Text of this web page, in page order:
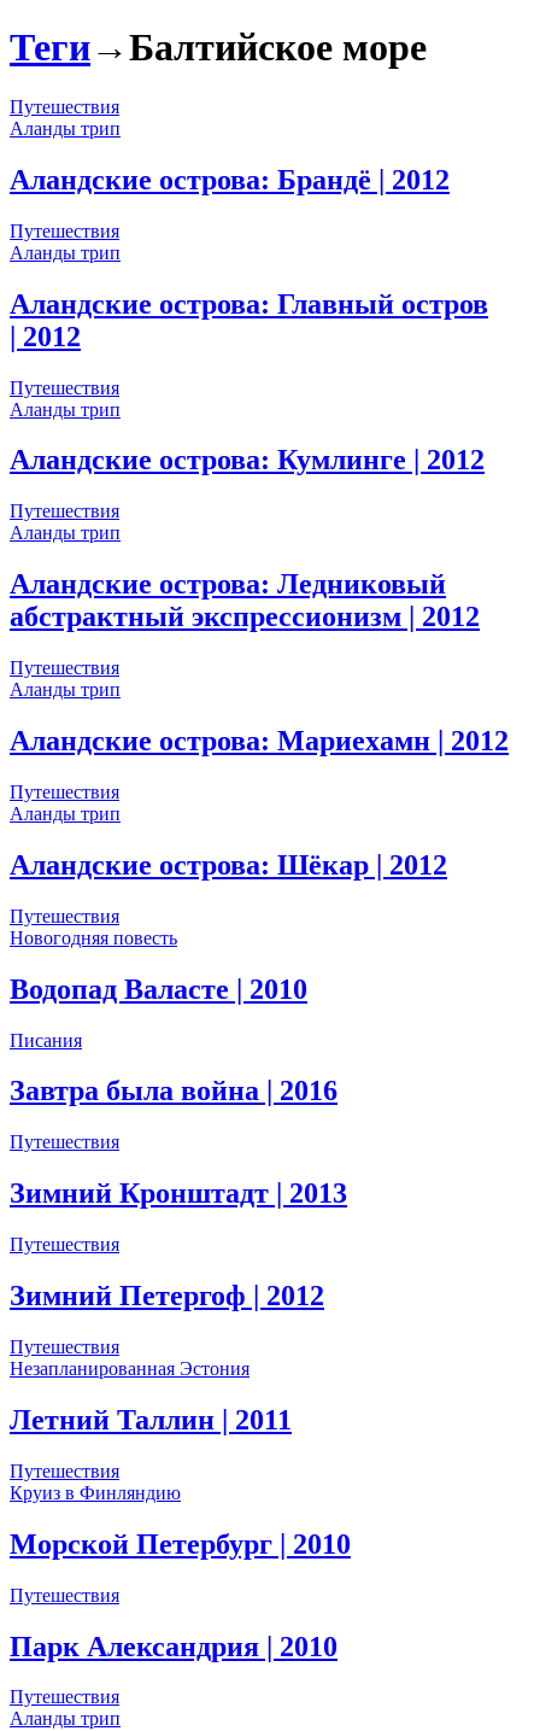
Теги→Балтийское море
Путешествия
Аланды трип
Аландские острова: Брандё | 2012
Путешествия
Аланды трип
Аландские острова: Главный остров
| 2012
Путешествия
Аланды трип
Аландские острова: Кумлинге | 2012
Путешествия
Аланды трип
Аландские острова: Ледниковый
абстрактный экспрессионизм | 2012
Путешествия
Аланды трип
Аландские острова: Мариехамн | 2012
Путешествия
Аланды трип
Аландские острова: Шёкар | 2012
Путешествия
Новогодняя повесть
Водопад Валасте | 2010
Писания
Завтра была война | 2016
Путешествия
Зимний Кронштадт | 2013
Путешествия
Зимний Петергоф | 2012
Путешествия
Незапланированная Эстония
Летний Таллин | 2011
Путешествия
Круиз в Финляндию
Морской Петербург | 2010
Путешествия
Парк Александрия | 2010
Путешествия
Аланды трип